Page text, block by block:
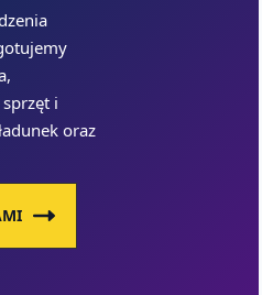
i
oraz